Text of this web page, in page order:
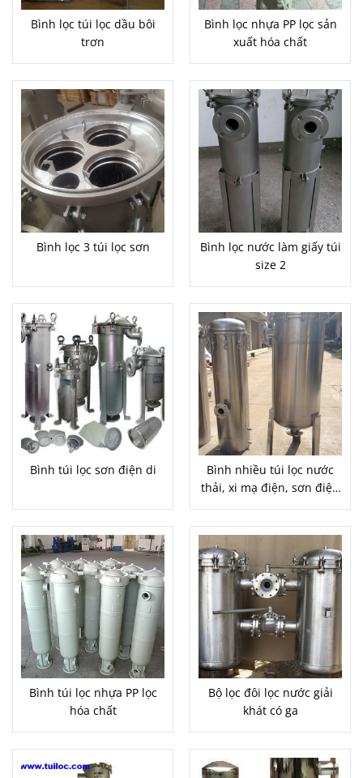
Bình lọc túi lọc dầu bôi
trơn
Bình lọc nhựa PP lọc sản
xuất hóa chất
Bình lọc 3 túi lọc sơn
Bình lọc nước làm giấy túi
size 2
Bình túi lọc sơn điện di
Bình nhiều túi lọc nước
thải, xi mạ điện, sơn điện
di
Bình túi lọc nhựa PP lọc
hóa chất
Bộ lọc đôi lọc nước giải
khát có ga